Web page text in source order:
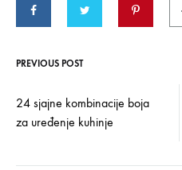
navigation
PREVIOUS POST
24 sjajne kombinacije boja
za uređenje kuhinje